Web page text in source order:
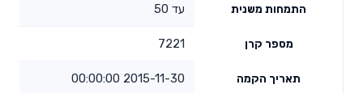
התמחות משנית עד 50
מספר קרן 7221
תאריך הקמה 2015-11-30 00:00:00